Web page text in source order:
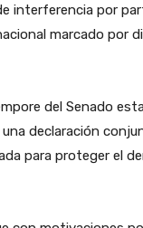
interferencia por
marcado por
del Senado
declaración
para proteger el